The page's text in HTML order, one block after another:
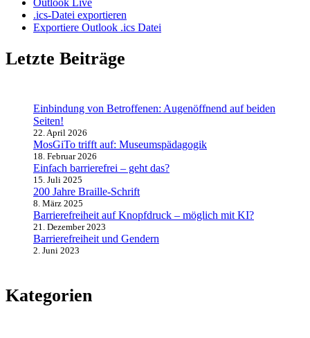
.ics-Datei exportieren
Exportiere Outlook .ics Datei
Letzte Beiträge
Einbindung von Betroffenen: Augenöffnend auf beiden
Seiten!
22. April 2026
MosGiTo trifft auf: Museumspädagogik
18. Februar 2026
Einfach barrierefrei – geht das?
15. Juli 2025
200 Jahre Braille-Schrift
8. März 2025
Barrierefreiheit auf Knopfdruck – möglich mit KI?
21. Dezember 2023
Barrierefreiheit und Gendern
2. Juni 2023
Kategorien